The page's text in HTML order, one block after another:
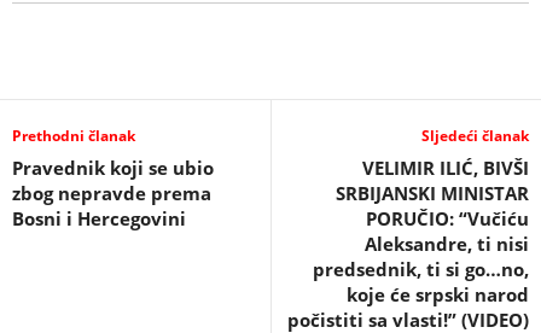
Prethodni članak
Pravednik koji se ubio
zbog nepravde prema
Bosni i Hercegovini
Sljedeći članak
VELIMIR ILIĆ, BIVŠI
SRBIJANSKI MINISTAR
PORUČIO: “Vučiću
Aleksandre, ti nisi
predsednik, ti si go…no,
koje će srpski narod
počistiti sa vlasti!” (VIDEO)